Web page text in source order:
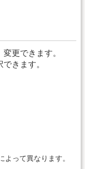
更できます。
きます。
って異なります。